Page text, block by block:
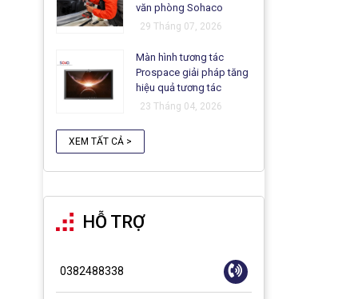
văn phòng Sohaco
29 Tháng 07, 2026
Màn hình tương tác
Prospace giải pháp tăng
hiệu quả tương tác
23 Tháng 04, 2026
XEM TẤT CẢ >
HỖ TRỢ
0382488338